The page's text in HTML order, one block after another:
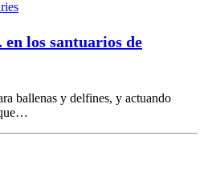
los santuarios de
ballenas y delfines, y actuando